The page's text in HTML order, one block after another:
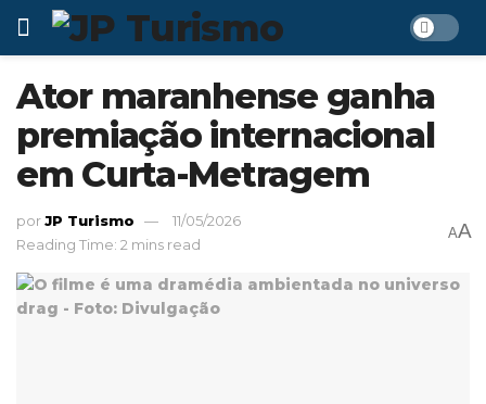
Ator maranhense ganha
premiação internacional
em Curta-Metragem
porJP Turismo
11/05/2026
Reading Time: 2 mins read
AA